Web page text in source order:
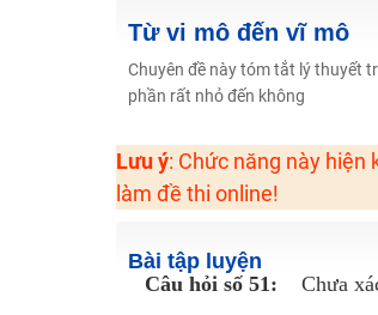
Học online lớp 2 với thầy cô
2K6! Lộ Trình Sun 2024 - Ba
Hot! Lễ hội đồng giá 449K -
Đồng giá khóa học 499K -
Khai giảng các khóa lớp 9
Luyện thi vào lớp 10 môn Toán,
Từ vi mô đến vĩ mô
Chuyên đề này tóm tắt lý thuyết
phần rất nhỏ đến không
Lưu ý: Chức năng này hiện
làm đề thi online!
Bài tập luyện
Câu hỏi số 51:
Chưa